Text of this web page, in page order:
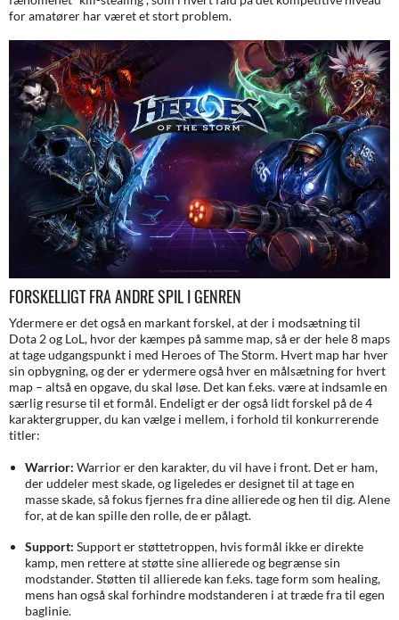
for amatører har været et stort problem.
FORSKELLIGT FRA ANDRE SPIL I GENREN
Ydermere er det også en markant forskel, at der i modsætning til
Dota 2 og LoL, hvor der kæmpes på samme map, så er der hele 8 maps
at tage udgangspunkt i med Heroes of The Storm. Hvert map har hver
sin opbygning, og der er ydermere også hver en målsætning for hvert
map – altså en opgave, du skal løse. Det kan f.eks. være at indsamle en
særlig resurse til et formål. Endeligt er der også lidt forskel på de 4
karaktergrupper, du kan vælge i mellem, i forhold til konkurrerende
titler:
Warrior: Warrior er den karakter, du vil have i front. Det er ham,
der uddeler mest skade, og ligeledes er designet til at tage en
masse skade, så fokus fjernes fra dine allierede og hen til dig. Alene
for, at de kan spille den rolle, de er pålagt.
Support: Support er støttetroppen, hvis formål ikke er direkte
kamp, men rettere at støtte sine allierede og begrænse sin
modstander. Støtten til allierede kan f.eks. tage form som healing,
mens han også skal forhindre modstanderen i at træde fra til egen
baglinie.